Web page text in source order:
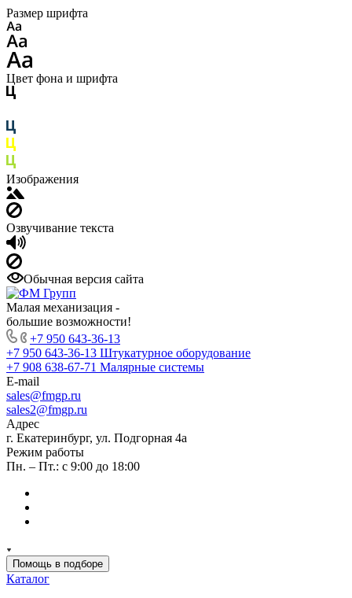
Размер шрифта
Цвет фона и шрифта
Изображения
Озвучивание текста
Обычная версия сайта
Малая механизация -
большие возможности!
+7 950 643-36-13
+7 950 643-36-13 Штукатурное оборудование
+7 908 638-67-71 Малярные системы
E-mail
sales@fmgp.ru
sales2@fmgp.ru
Адрес
г. Екатеринбург, ул. Подгорная 4а
Режим работы
Пн. – Пт.: с 9:00 до 18:00
Помощь в подборе
Каталог